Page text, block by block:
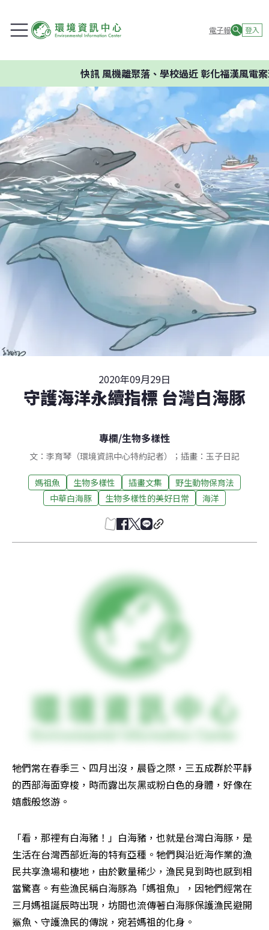
電子報 登入
風機離聚落、學校過近 彰化福漢風電案環委
2020年09月29日
守護海洋永續指標 台灣白海豚
專欄/生物多樣性
文：李育琴（環境資訊中心特約記者）；插畫：玉子日記
媽祖魚 生物多樣性 插畫文集
野生動物保育法
中華白海豚
生物多樣性的美好日常 海洋
牠們常在春季三、四月出沒，晨昏之際，三五成群於平靜
的西部海面穿梭，時而露出灰黑或粉白色的身體，好像在
嬉戲般悠游。
「看，那裡有白海豬！」白海豬，也就是台灣白海豚，是
生活在台灣西部近海的特有亞種。牠們與沿近海作業的漁
民共享漁場和棲地，由於數量稀少，漁民見到時也感到相
當驚喜。有些漁民稱白海豚為「媽祖魚」，因牠們經常在
三月媽祖誕辰時出現，坊間也流傳著白海豚保護漁民避開
鯊魚、守護漁民的傳說，宛若媽祖的化身。